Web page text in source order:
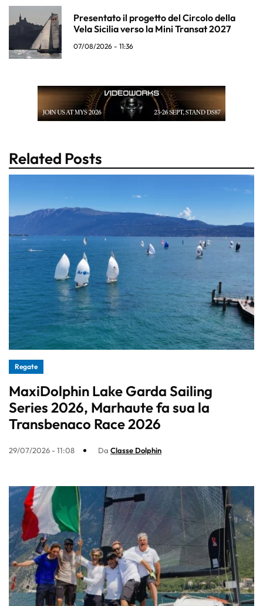
Presentato il progetto del Circolo della
Vela Sicilia verso la Mini Transat 2027
07/08/2026 - 11:36
Related Posts
Regate
MaxiDolphin Lake Garda Sailing
Series 2026, Marhaute fa sua la
Transbenaco Race 2026
29/07/2026 - 11:08 Da Classe Dolphin